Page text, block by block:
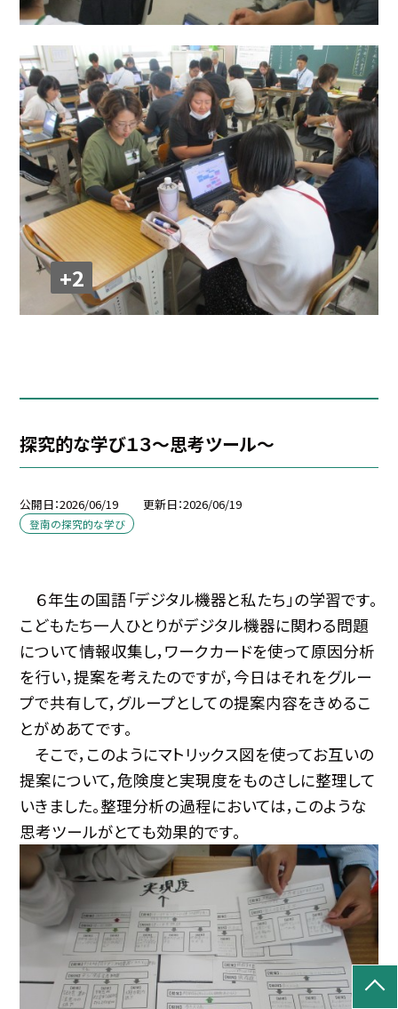
+2
探究的な学び１３～思考ツール～
公開日 2026/06/19 更新日 2026/06/19
登南の探究的な学び
６年生の国語「デジタル機器と私たち」の学習です。
こどもたち一人ひとりがデジタル機器に関わる問題
について情報収集し，ワークカードを使って原因分析
を行い，提案を考えたのですが，今日はそれをグルー
プで共有して，グループとしての提案内容をきめるこ
とがめあてです。
そこで，このようにマトリックス図を使ってお互いの
提案について，危険度と実現度をものさしに整理して
いきました。整理分析の過程においては，このような
思考ツールがとても効果的です。